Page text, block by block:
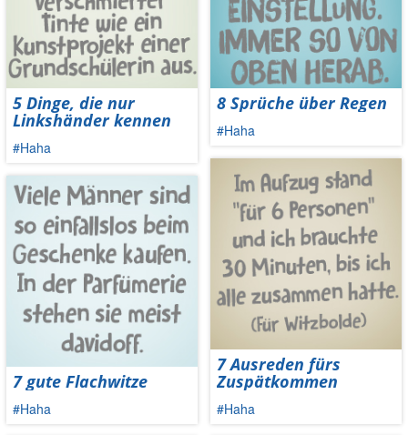
5 Dinge, die nur
Linkshänder kennen
#Haha
7 gute Flachwitze
#Haha
8 Sprüche über Regen
#Haha
7 Ausreden fürs
Zuspätkommen
#Haha